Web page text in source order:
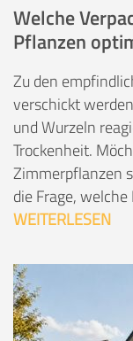
Welche
Pflanzen
Zu den
verschickt
und Wurzeln
Trockenheit.
Zimmerpflanzen
die Frage,
WEITERLESEN